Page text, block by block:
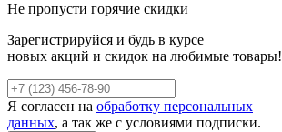
Не пропусти горячие скидки
Зарегистрируйся и будь в курсе
новых акций и скидок на любимые товары!
Я согласен на обработку персональных
данных, а так же с условиями подписки.